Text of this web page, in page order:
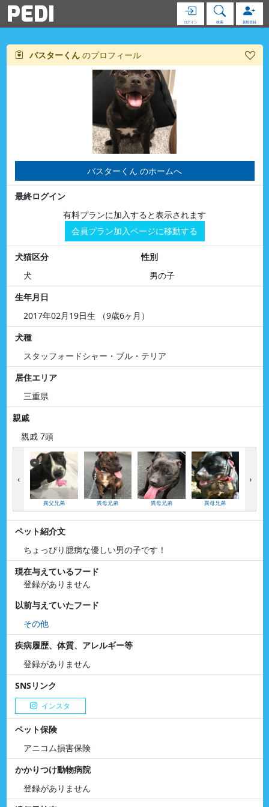
PEDI ログイン 検索 新規登録
バスターくん のプロフィール
バスターくん のホームへ
最終ログイン
有料プランに加入すると表示されます
会員プラン加入ページに移動する
犬猫区分
犬
性別
男の子
生年月日
2017年02月19日生 （9歳6ヶ月）
犬種
スタッフォードシャー・ブル・テリア
居住エリア
三重県
親戚
親戚 7頭
異父兄弟 異母兄弟 異母兄弟 異母兄弟
‹ ›
ペット紹介文
ちょっぴり臆病な優しい男の子です！
現在与えているフード
登録がありません
以前与えていたフード
その他
疾病履歴、体質、アレルギー等
登録がありません
SNSリンク
インスタ
ペット保険
アニコム損害保険
かかりつけ動物病院
登録がありません